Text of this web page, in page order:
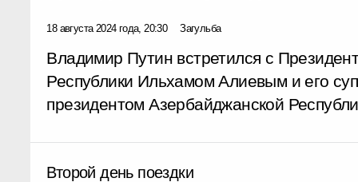
18 августа 2024 года, 20:30 Загульба
Владимир Путин встретился с
Республики Ильхамом Алиевым и его
президентом Азербайджанской
Второй день поездки